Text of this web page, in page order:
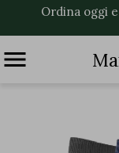
Ordina oggi
